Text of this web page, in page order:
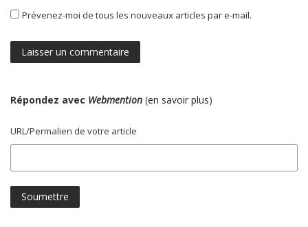
Prévenez-moi de tous les nouveaux articles par e-mail.
Répondez avec Webmention (en savoir plus)
URL/Permalien de votre article